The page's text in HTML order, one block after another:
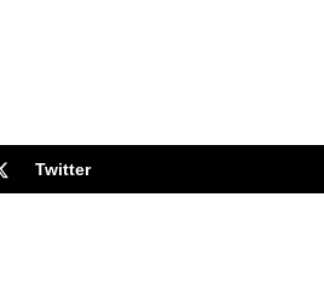
Twitter